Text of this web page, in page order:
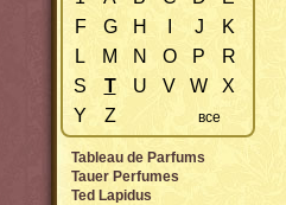
F
G H J
K
L
M N O P
R
S
T U V W
X
Y
Z все
Tableau de Parfums
Tauer Perfumes
Ted Lapidus